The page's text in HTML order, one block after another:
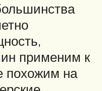
применим к
похожим на